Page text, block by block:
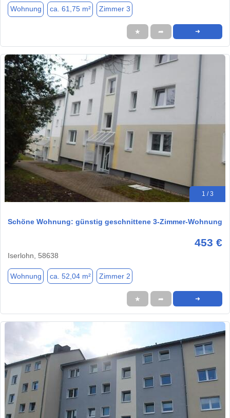
Wohnung ca. 61,75 m² Zimmer 3
★ ➦ ➜
1 / 3
Schöne Wohnung: günstig geschnittene 3-Zimmer-Wohnung
453 €
Iserlohn, 58638
Wohnung ca. 52,04 m² Zimmer 2
★ ➦ ➜